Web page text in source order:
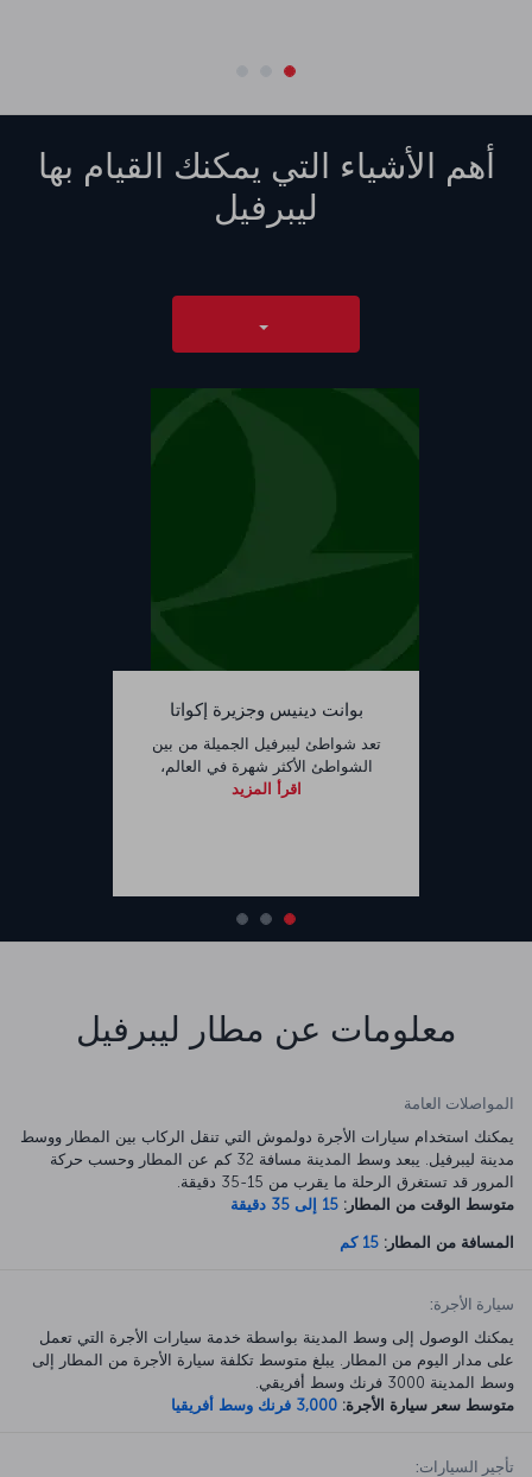
أهم الأشياء التي يمكنك القيام بها
ليبرفيل
بوانت دينيس وجزيرة إكواتا
تعد شواطئ ليبرفيل الجميلة من بين
الشواطئ الأكثر شهرة في العالم،
اقرأ المزيد
معلومات عن مطار ليبرفيل
المواصلات العامة
يمكنك استخدام سيارات الأجرة دولموش التي تنقل الركاب بين المطار ووسط
مدينة ليبرفيل. يبعد وسط المدينة مسافة 32 كم عن المطار وحسب حركة
المرور قد تستغرق الرحلة ما يقرب من 15-35 دقيقة.
متوسط الوقت من المطار: 15 إلى 35 دقيقة
المسافة من المطار: 15 كم
سيارة الأجرة:
يمكنك الوصول إلى وسط المدينة بواسطة خدمة سيارات الأجرة التي تعمل
على مدار اليوم من المطار. يبلغ متوسط تكلفة سيارة الأجرة من المطار إلى
وسط المدينة 3000 فرنك وسط أفريقي.
متوسط سعر سيارة الأجرة: 3,000 فرنك وسط أفريقيا
تأجير السيارات: